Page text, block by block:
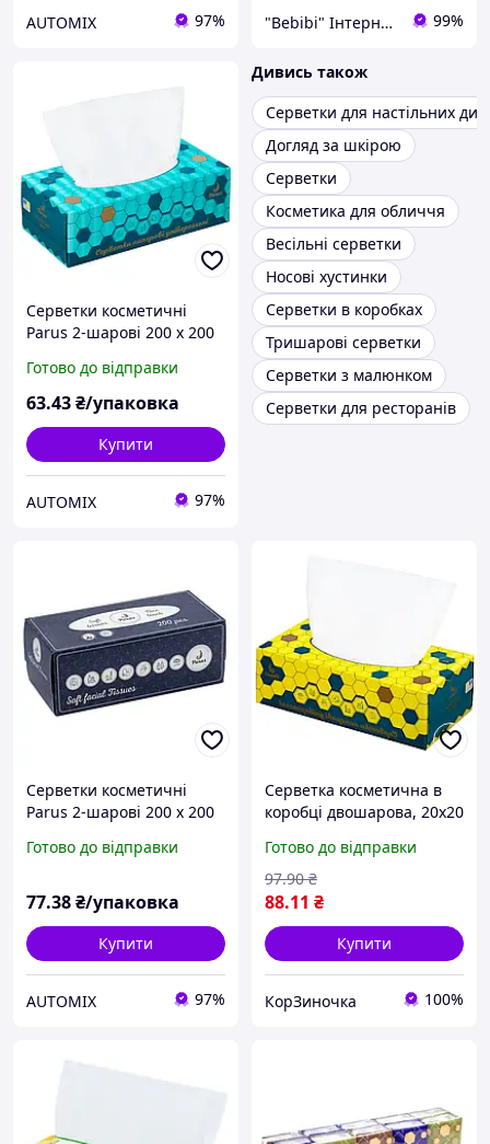
AUTOMIX 97% "Bebibi" Інтернет магазин 99%
Серветки косметичні
Parus 2-шарові 200 х 200
Готово до відправки
63.43₴/упаковка
Купити
AUTOMIX 97%
Дивись також
Серветки для настільних
Догляд за шкірою
Серветки
Косметика для обличчя
Весільні серветки
Носові хустинки
Серветки в коробках
Тришарові серветки
Серветки з малюнком
Серветки для ресторанів
Серветки косметичні
Parus 2-шарові 200 х 200
Готово до відправки
77.38₴/упаковка
Купити
AUTOMIX 97%
Серветка косметична в
коробці двошарова, 20х20
Готово до відправки
88.11 ₴
97.90 ₴
Купити
КорЗиночка 100%